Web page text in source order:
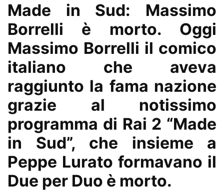
Made in Sud: Massimo
Borrelli è morto. Oggi
Massimo Borrelli il comico
italiano che aveva
raggiunto la fama nazione
grazie al notissimo
programma di Rai 2 “Made
in Sud”, che insieme a
Peppe Lurato formavano il
Due per Duo è morto.